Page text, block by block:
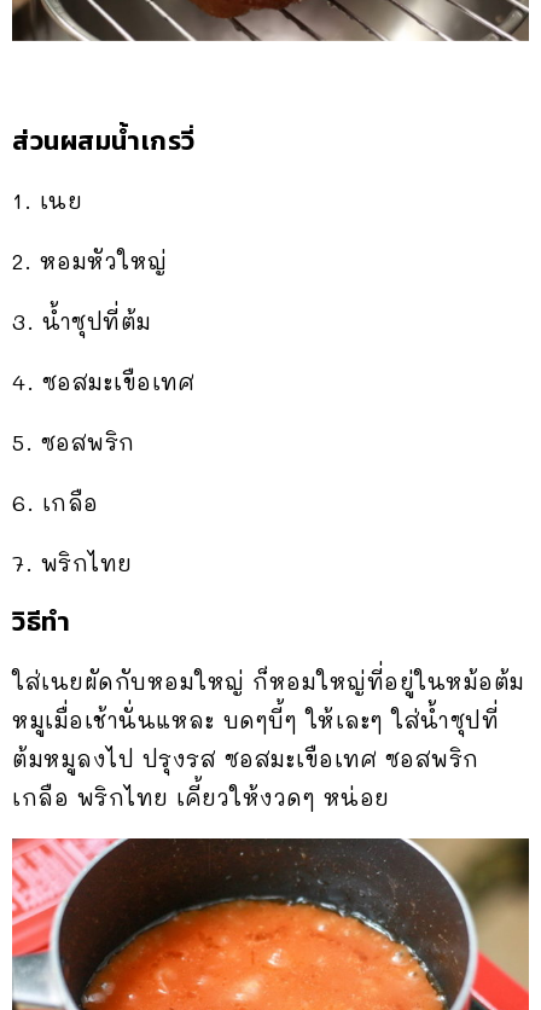
ส่วนผสมน้ำเกรวี่
1. เนย
2. หอมหัวใหญ่
3. น้ำซุปที่ต้ม
4. ซอสมะเขือเทศ
5. ซอสพริก
6. เกลือ
7. พริกไทย
วิธีทำ
ใส่เนยผัดกับหอมใหญ่ ก็หอมใหญ่ที่อยู่ในหม้อต้ม
หมูเมื่อเช้านั่นแหละ บดๆบี้ๆ ให้เละๆ ใส่น้ำซุปที่
ต้มหมูลงไป ปรุงรส ซอสมะเขือเทศ ซอสพริก
เกลือ พริกไทย เคี้ยวให้งวดๆ หน่อย